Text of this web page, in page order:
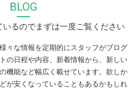
BLOG
るのでまずは一度ご覧ください
々な情報を定期的にスタッフがブログ
の日程や内容、新着情報から、新しい
機能など幅広く載せています。欲しか
が安くなっていることもあるかもしれ